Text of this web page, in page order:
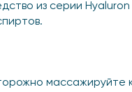
из серии
массажируйте